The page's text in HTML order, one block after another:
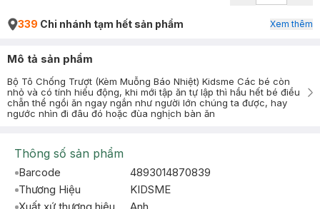
339 Chi nhánh tạm hết sản phẩm Xem thêm
Mô tả sản phẩm
Bộ Tô Chống Trượt (Kèm Muỗng Báo Nhiệt) Kidsme Các bé còn
nhỏ và có tính hiếu động, khi mới tập ăn tự lập thì hầu hết bé điều
chẵn thể ngồi ăn ngay ngắn như người lớn chúng ta được, hay
ngước nhìn đi đâu đó hoặc đùa nghịch bàn ăn
Thông số sản phẩm
Barcode
4893014870839
Thương Hiệu
KIDSME